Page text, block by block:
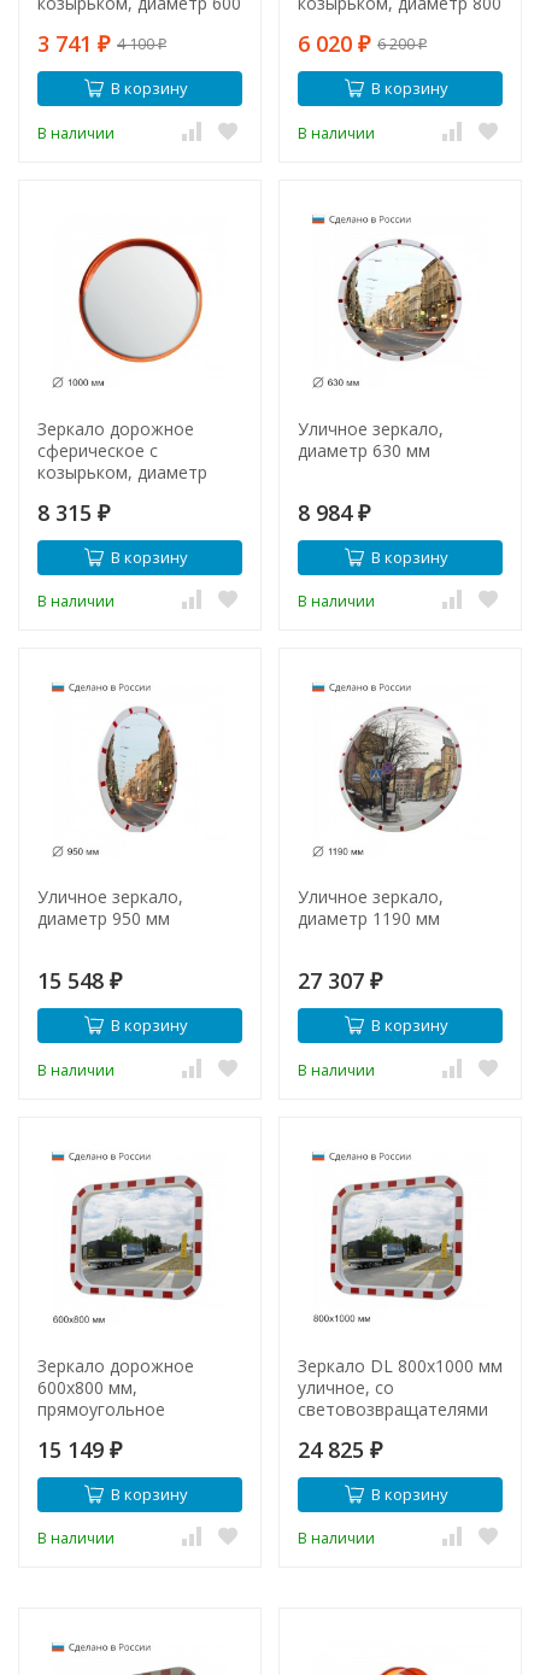
3 741 ₽ 4 100₽
В корзину
В наличии
6 020 ₽ 6 200₽
В корзину
В наличии
Зеркало дорожное
сферическое с
козырьком, диаметр
2007
8 315 ₽
В корзину
В наличии
Уличное зеркало,
диаметр 630 мм
8 984 ₽
В корзину
В наличии
Уличное зеркало,
диаметр 950 мм
15 548 ₽
В корзину
В наличии
Уличное зеркало,
диаметр 1190 мм
27 307 ₽
В корзину
В наличии
Зеркало дорожное
600х800 мм,
прямоугольное
15 149 ₽
В корзину
В наличии
Зеркало DL 800х1000 мм
уличное, со
световозвращателями
24 825 ₽
В корзину
В наличии